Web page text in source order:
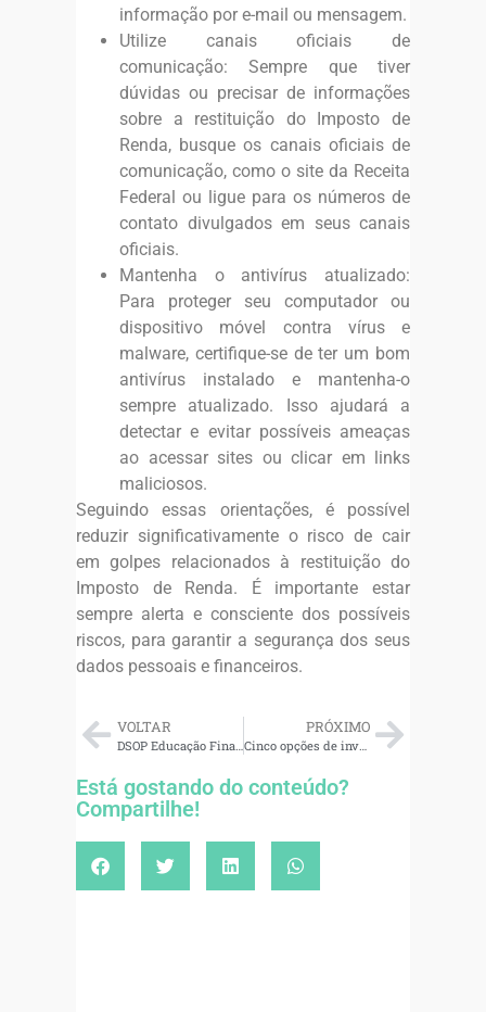
informação por e-mail ou mensagem.
Utilize canais oficiais de
comunicação: Sempre que tiver
dúvidas ou precisar de informações
sobre a restituição do Imposto de
Renda, busque os canais oficiais de
comunicação, como o site da Receita
Federal ou ligue para os números de
contato divulgados em seus canais
oficiais.
Mantenha o antivírus atualizado:
Para proteger seu computador ou
dispositivo móvel contra vírus e
malware, certifique-se de ter um bom
antivírus instalado e mantenha-o
sempre atualizado. Isso ajudará a
detectar e evitar possíveis ameaças
ao acessar sites ou clicar em links
maliciosos.
Seguindo essas orientações, é possível
reduzir significativamente o risco de cair
em golpes relacionados à restituição do
Imposto de Renda. É importante estar
sempre alerta e consciente dos possíveis
riscos, para garantir a segurança dos seus
dados pessoais e financeiros.
VOLTAR
DSOP Educação Financeira traz inovação em educação financeira para a Bett Brasil 2024
PRÓXIMO
Cinco opções de investimentos para pequenos empreendedores
Está gostando do conteúdo?
Compartilhe!